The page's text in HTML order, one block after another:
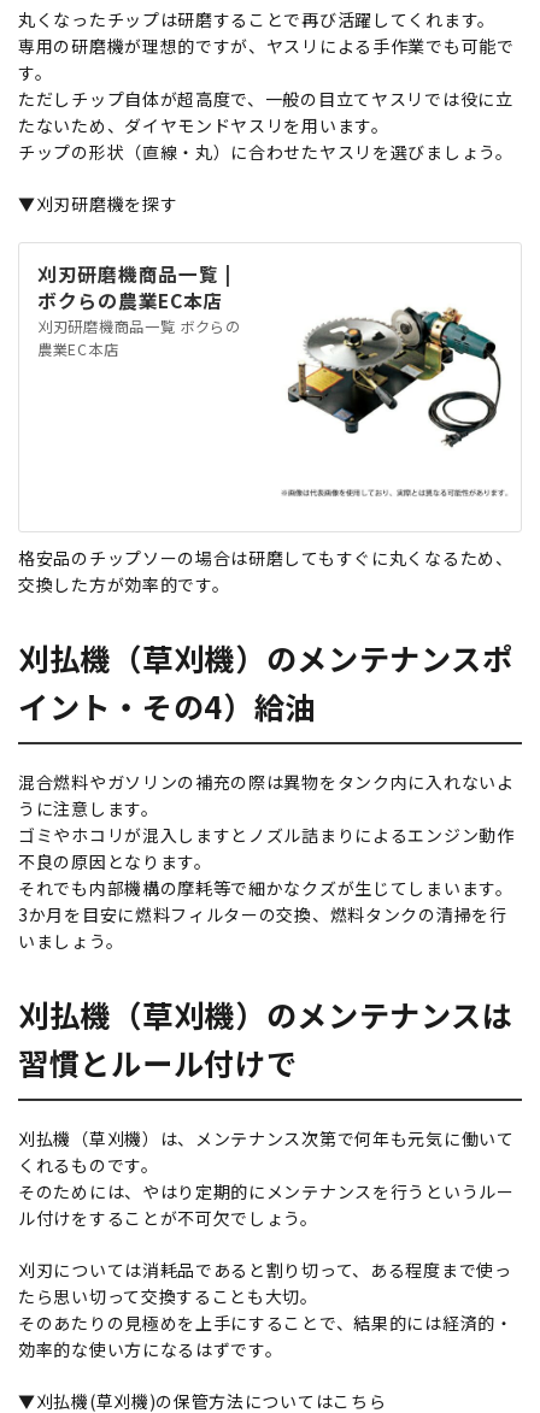
丸くなったチップは研磨することで再び活躍してくれます。
専用の研磨機が理想的ですが、ヤスリによる手作業でも可能で
す。
ただしチップ自体が超高度で、一般の目立てヤスリでは役に立
たないため、ダイヤモンドヤスリを用います。
チップの形状（直線・丸）に合わせたヤスリを選びましょう。
▼刈刃研磨機を探す
刈刃研磨機商品一覧 |
ボクらの農業EC本店
刈刃研磨機商品一覧 ボクらの
農業EC本店
格安品のチップソーの場合は研磨してもすぐに丸くなるため、
交換した方が効率的です。
刈払機（草刈機）のメンテナンスポ
イント・その4）給油
混合燃料やガソリンの補充の際は異物をタンク内に入れないよ
うに注意します。
ゴミやホコリが混入しますとノズル詰まりによるエンジン動作
不良の原因となります。
それでも内部機構の摩耗等で細かなクズが生じてしまいます。
3か月を目安に燃料フィルターの交換、燃料タンクの清掃を行
いましょう。
刈払機（草刈機）のメンテナンスは
習慣とルール付けで
刈払機（草刈機）は、メンテナンス次第で何年も元気に働いて
くれるものです。
そのためには、やはり定期的にメンテナンスを行うというルー
ル付けをすることが不可欠でしょう。
刈刃については消耗品であると割り切って、ある程度まで使っ
たら思い切って交換することも大切。
そのあたりの見極めを上手にすることで、結果的には経済的・
効率的な使い方になるはずです。
▼刈払機(草刈機)の保管方法についてはこちら